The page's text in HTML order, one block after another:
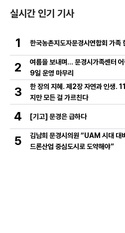
실시간 인기 기사
1 한국농촌지도자문경시연합회 가족
2
여름을 보내며… 문경시가족센터 어
9일 운영 마무리
3
한 장의 지혜. 제2장 자연과 인생.
지만 모든 걸 가르친다
4 [기고] 문경은 급하다
5
김남희 문경시의원 “UAM 시대 대
드론산업 중심도시로 도약해야”